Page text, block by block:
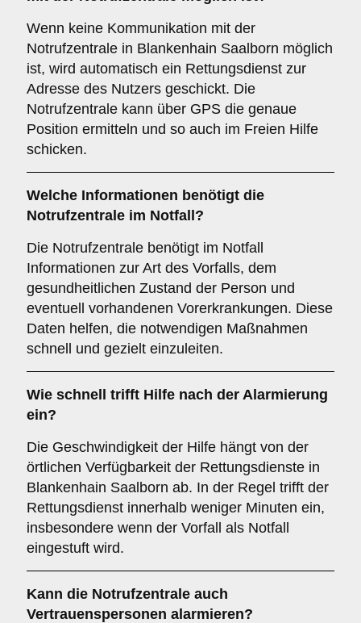
Wenn keine Kommunikation mit der
Notrufzentrale in Blankenhain Saalborn möglich
ist, wird automatisch ein Rettungsdienst zur
Adresse des Nutzers geschickt. Die
Notrufzentrale kann über GPS die genaue
Position ermitteln und so auch im Freien Hilfe
schicken.
Welche Informationen benötigt die
Notrufzentrale im Notfall?
Die Notrufzentrale benötigt im Notfall
Informationen zur Art des Vorfalls, dem
gesundheitlichen Zustand der Person und
eventuell vorhandenen Vorerkrankungen. Diese
Daten helfen, die notwendigen Maßnahmen
schnell und gezielt einzuleiten.
Wie schnell trifft Hilfe nach der Alarmierung
ein?
Die Geschwindigkeit der Hilfe hängt von der
örtlichen Verfügbarkeit der Rettungsdienste in
Blankenhain Saalborn ab. In der Regel trifft der
Rettungsdienst innerhalb weniger Minuten ein,
insbesondere wenn der Vorfall als Notfall
eingestuft wird.
Kann die Notrufzentrale auch
Vertrauenspersonen alarmieren?